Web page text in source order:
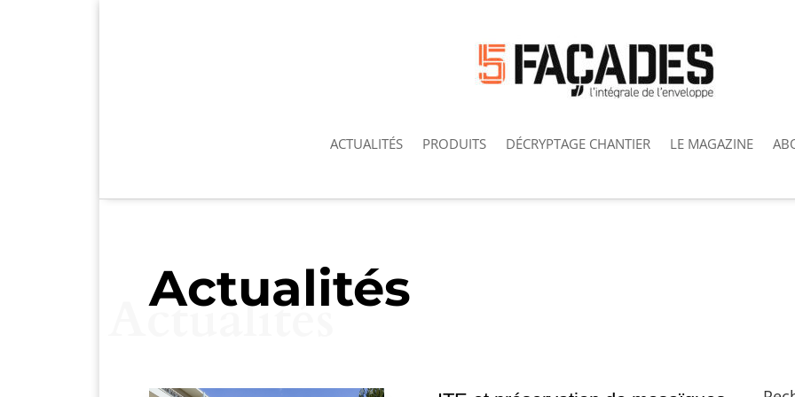
ACTUALITÉS PRODUITS DÉCRYPTAGE CHANTIER LE MAGAZINE
Actualités
Actualités